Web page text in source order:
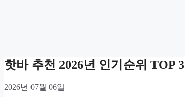
핫바 추천 2026년 인기순위 TOP 3
2026년 07월 06일